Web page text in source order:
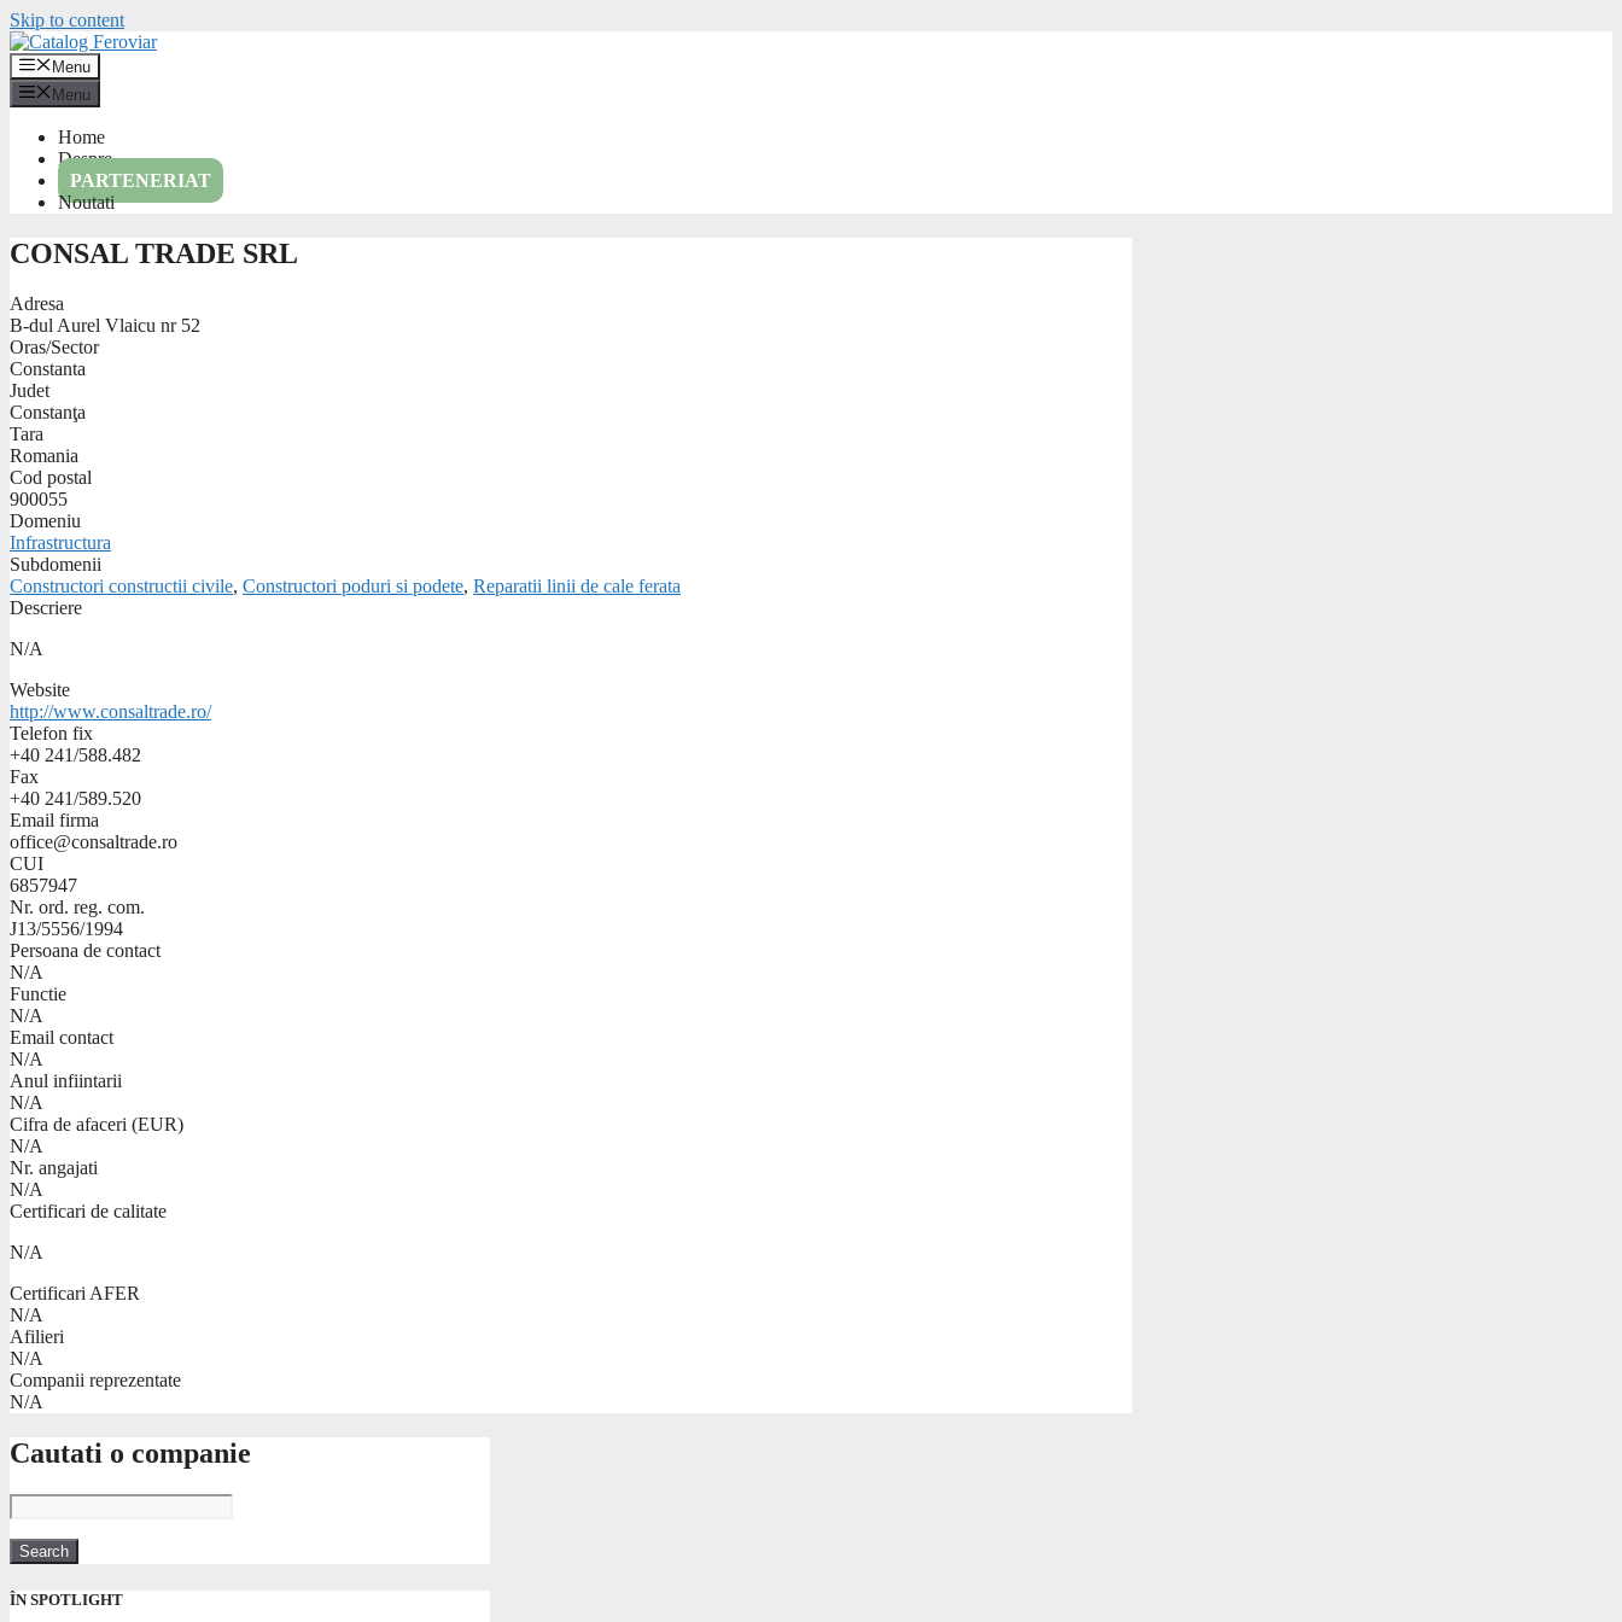
Skip to content
Menu
Menu
Home
Despre
PARTENERIAT
Noutati
CONSAL TRADE SRL
Adresa
B-dul Aurel Vlaicu nr 52
Oras/Sector
Constanta
Judet
Constanţa
Tara
Romania
Cod postal
900055
Domeniu
Infrastructura
Subdomenii
Constructori constructii civile, Constructori poduri si podete, Reparatii linii de cale ferata
Descriere
N/A
Website
http://www.consaltrade.ro/
Telefon fix
+40 241/588.482
Fax
+40 241/589.520
Email firma
office@consaltrade.ro
CUI
6857947
Nr. ord. reg. com.
J13/5556/1994
Persoana de contact
N/A
Functie
N/A
Email contact
N/A
Anul infiintarii
N/A
Cifra de afaceri (EUR)
N/A
Nr. angajati
N/A
Certificari de calitate
N/A
Certificari AFER
N/A
Afilieri
N/A
Companii reprezentate
N/A
Cautati o companie
ÎN SPOTLIGHT